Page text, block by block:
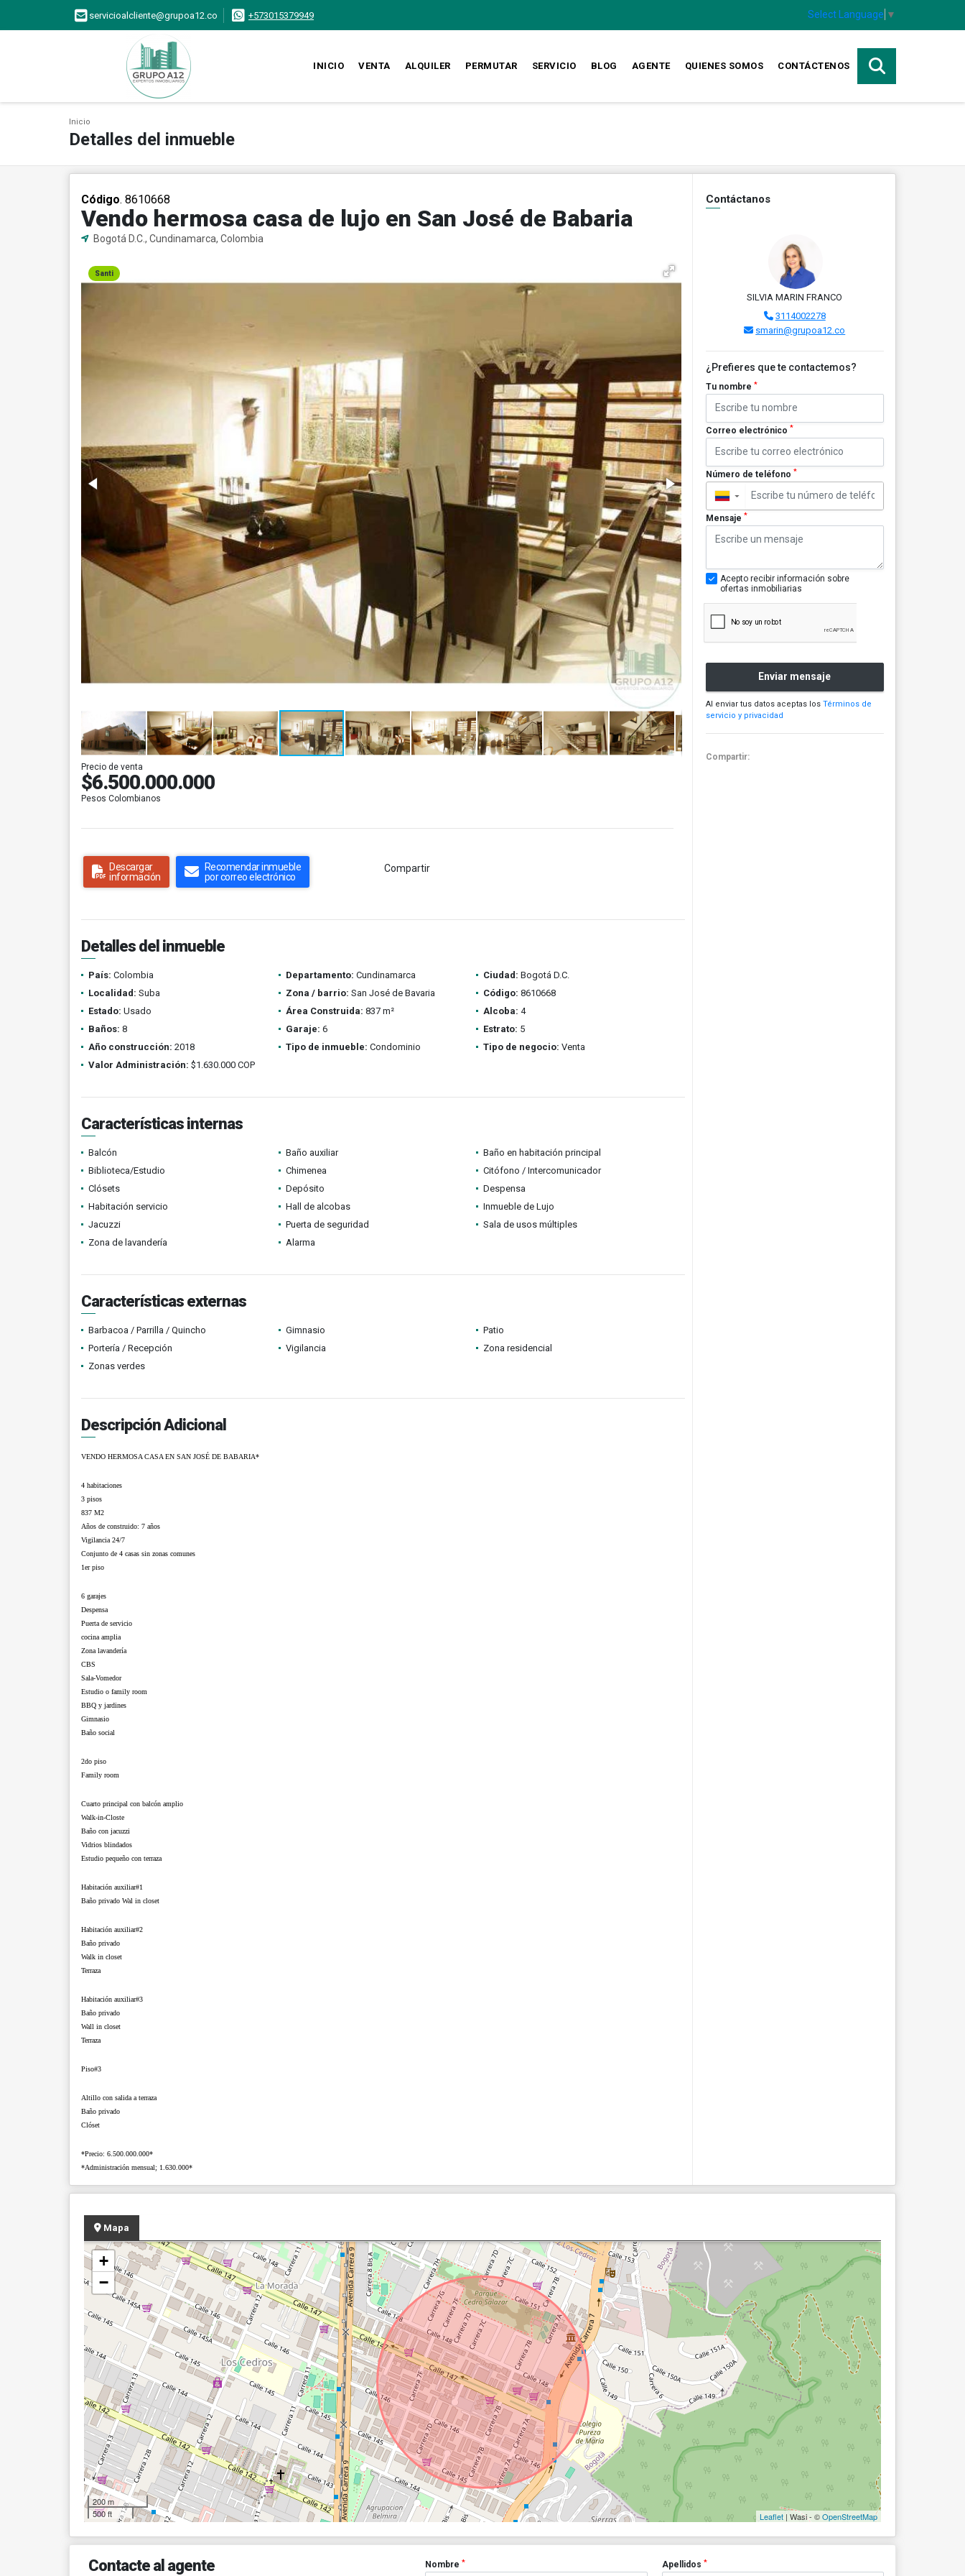
servicioalcliente@grupoa12.co +573015379949 Select Language ▼
INICIO VENTA ALQUILER PERMUTAR SERVICIO BLOG AGENTE QUIENES SOMOS CONTÁCTENOS
Inicio
Detalles del inmueble
Código. 8610668
Vendo hermosa casa de lujo en San José de Babaria
Bogotá D.C., Cundinamarca, Colombia
Santi
Precio de venta
$6.500.000.000
Pesos Colombianos
Descargar
información
Recomendar inmueble
por correo electrónico
Compartir
Detalles del inmueble
País: Colombia Departamento: Cundinamarca Ciudad: Bogotá D.C.
Localidad: Suba Zona / barrio: San José de Bavaria Código: 8610668
Estado: Usado Área Construida: 837 m² Alcoba: 4
Baños: 8 Garaje: 6 Estrato: 5
Año construcción: 2018 Tipo de inmueble: Condominio Tipo de negocio: Venta
Valor Administración: $1.630.000 COP
Características internas
Balcón Baño auxiliar
Baño en habitación principal
Biblioteca/Estudio
Chimenea
Citófono / Intercomunicador
Clósets
Depósito
Despensa
Habitación servicio
Hall de alcobas
Inmueble de Lujo
Jacuzzi
Puerta de seguridad
Sala de usos múltiples
Zona de lavandería
Alarma
Características externas
Barbacoa / Parrilla / Quincho Gimnasio
Patio
Portería / Recepción
Vigilancia
Zona residencial
Zonas verdes
Descripción Adicional
VENDO HERMOSA CASA EN SAN JOSÉ DE BABARIA*
4 habitaciones
3 pisos
837 M2
Años de construido: 7 años
Vigilancia 24/7
Conjunto de 4 casas sin zonas comunes
1er piso
6 garajes
Despensa
Puerta de servicio
cocina amplia
Zona lavandería
CBS
Sala-Vomedor
Estudio o family room
BBQ y jardines
Gimnasio
Baño social
2do piso
Family room
Cuarto principal con balcón amplio
Walk-in-Closte
Baño con jacuzzi
Vidrios blindados
Estudio pequeño con terraza
Habitación auxiliar#1
Baño privado Wal in closet
Habitación auxiliar#2
Baño privado
Walk in closet
Terraza
Habitación auxiliar#3
Baño privado
Wall in closet
Terraza
Piso#3
Altillo con salida a terraza
Baño privado
Clóset
*Precio: 6.500.000.000*
*Administración mensual; 1.630.000*
Contáctanos
SILVIA MARIN FRANCO
3114002278
smarin@grupoa12.co
¿Prefieres que te contactemos?
Tu nombre *
Correo electrónico *
Número de teléfono *
▼
Mensaje *
Acepto recibir información sobre
ofertas inmobiliarias
Enviar mensaje
Al enviar tus datos aceptas los Términos de
servicio y privacidad
Compartir:
Mapa
+
−
200 m
500 ft
Leaflet | Wasi - ©OpenStreetMap
Contacte al agente Nombre* Apellidos *